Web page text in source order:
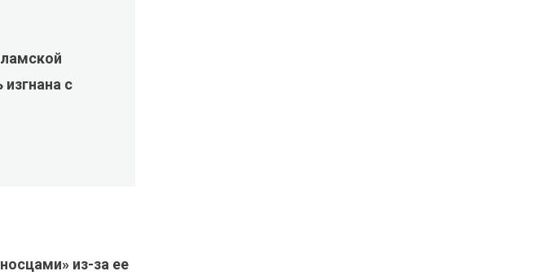
с
из-за ее